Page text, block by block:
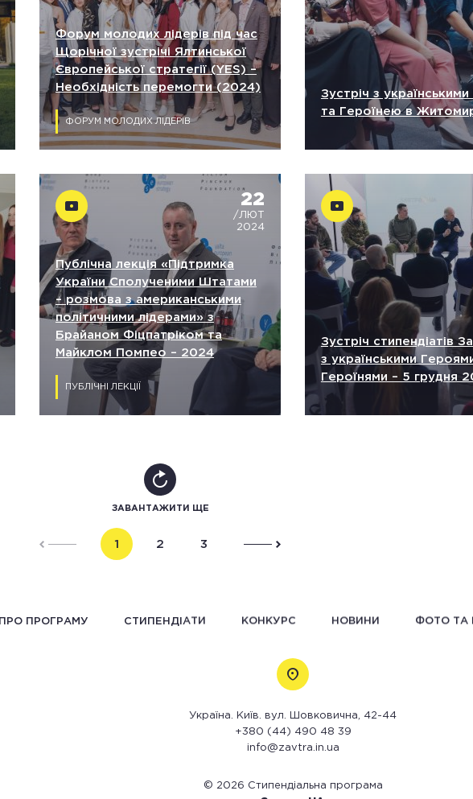
Форум молодих лідерів під час
Щорічної зустрічі Ялтинської
Європейської стратегії (YES) –
Необхідність перемогти (2024)
ФОРУМ МОЛОДИХ ЛІДЕРІВ
Зустріч з
та Героїнею в
22
/ЛЮТ
2024
Публічна лекція «Підтримка
України Сполученими Штатами
– розмова з американськими
політичними лідерами» з
Брайаном Фіцпатріком та
Майклом Помпео – 2024
ПУБЛІЧНІ ЛЕКЦІЇ
Зустріч стипендіатів
з українськими
Героїнями – 5 грудня
ЗАВАНТАЖИТИ ЩЕ
1 2 3
ПРО ПРОГРАМУ СТИПЕНДІАТИ КОНКУРС НОВИНИ ФОТО ТА
Україна. Київ. вул. Шовковична, 42-44
+380 (44) 490 48 39
info@zavtra.in.ua
© 2026 Стипендіальна програма